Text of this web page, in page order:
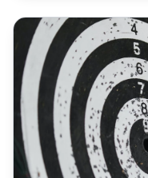
7 tips om